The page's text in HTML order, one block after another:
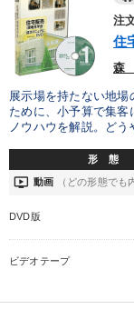
注
住
森
展示場を持たない地場
ために、小予算で集
ノウハウを解説。ど
形 態
ondemand_video 動画 （どの形態でも
DVD版
ビデオテープ